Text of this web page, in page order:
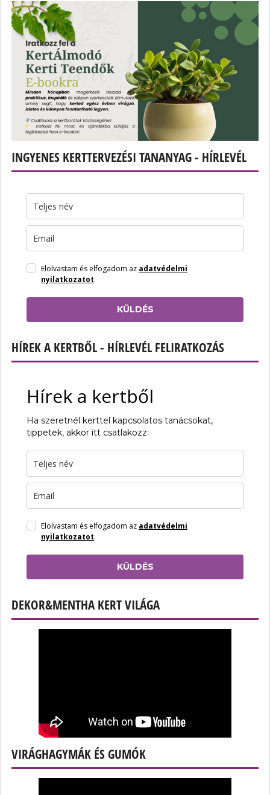
INGYENES KERTTERVEZÉSI TANANYAG - HÍRLEVÉL
Elolvastam és elfogadom az adatvédelmi
nyilatkozatot.
KÜLDÉS
HÍREK A KERTBŐL - HÍRLEVÉL FELIRATKOZÁS
Hírek a kertből
Ha szeretnél kerttel kapcsolatos tanácsokat,
tippetek, akkor itt csatlakozz:
Elolvastam és elfogadom az adatvédelmi
nyilatkozatot.
KÜLDÉS
DEKOR&MENTHA KERT VILÁGA
VIRÁGHAGYMÁK ÉS GUMÓK